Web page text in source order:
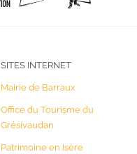
SITES INTERNET
Mairie de Barraux
Office du Tourisme du
Grésivaudan
Patrimoine en Isère